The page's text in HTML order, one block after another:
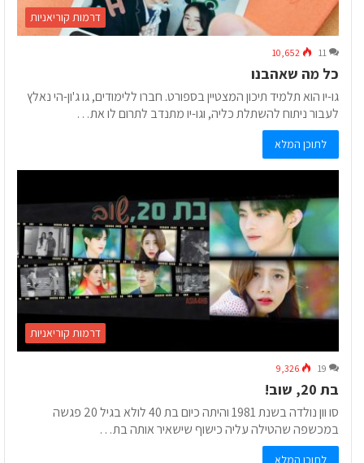
דרמות קוריאניות
11
10,652
כל מה שאהבנו
גו-יו הוא תלמיד תיכון המצטיין בספורט. חברו ללימודים, גו ג'ון-הי נאלץ
לעבור ניתוח להשתלת כליה, וגו-יו מתנדב לתרום לו את…
לתוכן המלא
דרמות קוריאניות
19
9,326
בת 20, שוב!
סו וון נולדה בשנת 1981 והיתה כיום בת 40 לולא בגיל 20 פגשה
במכשפה שהטילה עליה כישוף שישאיר אותה בת…
לתוכן המלא